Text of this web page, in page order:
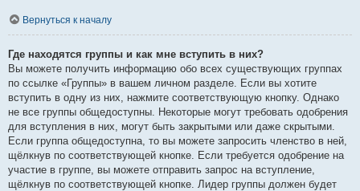
Вернуться к началу
Где находятся группы и как мне вступить в них?
Вы можете получить информацию обо всех существующих группах
по ссылке «Группы» в вашем личном разделе. Если вы хотите
вступить в одну из них, нажмите соответствующую кнопку. Однако
не все группы общедоступны. Некоторые могут требовать одобрения
для вступления в них, могут быть закрытыми или даже скрытыми.
Если группа общедоступна, то вы можете запросить членство в ней,
щёлкнув по соответствующей кнопке. Если требуется одобрение на
участие в группе, вы можете отправить запрос на вступление,
щёлкнув по соответствующей кнопке. Лидер группы должен будет